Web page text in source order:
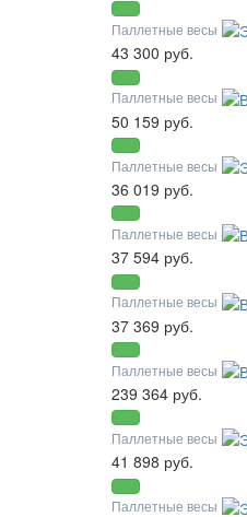
Паллетные весы
43 300 руб.
Паллетные весы
50 159 руб.
Паллетные весы
36 019 руб.
Паллетные весы
37 594 руб.
Паллетные весы
37 369 руб.
Паллетные весы
239 364 руб.
Паллетные весы
41 898 руб.
Паллетные весы